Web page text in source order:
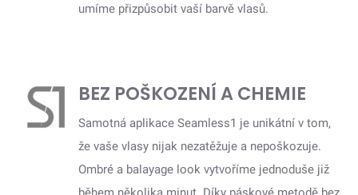
umíme přizpůsobit vaší barvě vlasů.
BEZ POŠKOZENÍ A CHEMIE
Samotná aplikace Seamless1 je unikátní v tom,
že vaše vlasy nijak nezatěžuje a nepoškozuje.
Ombré a balayage look vytvoříme jednoduše již